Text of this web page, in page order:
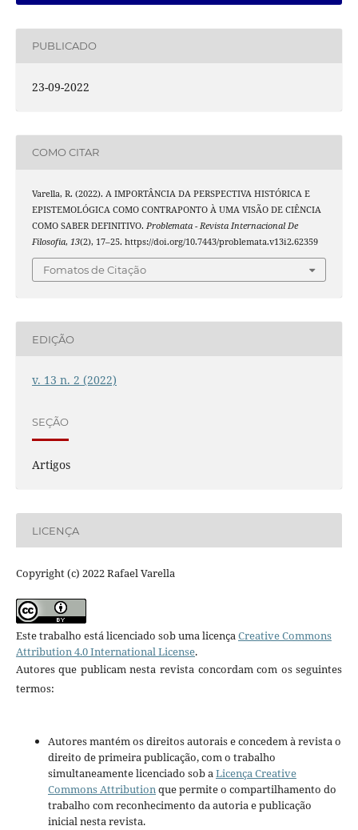
PUBLICADO
23-09-2022
COMO CITAR
Varella, R. (2022). A IMPORTÂNCIA DA PERSPECTIVA HISTÓRICA E
EPISTEMOLÓGICA COMO CONTRAPONTO À UMA VISÃO DE CIÊNCIA
COMO SABER DEFINITIVO. Problemata - Revista Internacional De
Filosofia, 13(2), 17–25. https://doi.org/10.7443/problemata.v13i2.62359
Fomatos de Citação
EDIÇÃO
v. 13 n. 2 (2022)
SEÇÃO
Artigos
LICENÇA
Copyright (c) 2022 Rafael Varella
Este trabalho está licenciado sob uma licençaCreative Commons
Attribution 4.0 International License.
Autores que publicam nesta revista concordam com os seguintes
termos:
Autores mantém os direitos autorais e concedem à revista o
direito de primeira publicação, com o trabalho
simultaneamente licenciado sob aLicença Creative
Commons Attributionque permite o compartilhamento do
trabalho com reconhecimento da autoria e publicação
inicial nesta revista.